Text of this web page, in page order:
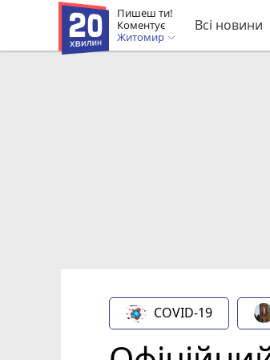
Пишеш ти!
Коментує
Житомир
Всі новини
COVID-19